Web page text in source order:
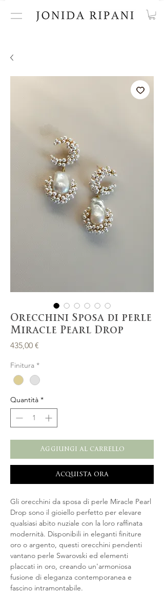
Orecchini Sposa di perle
Miracle Pearl Drop
435,00 €
Finitura *
Quantità *
Aggiungi al carrello
Acquista ora
Gli orecchini da sposa di perle Miracle Pearl
Drop sono il gioiello perfetto per elevare
qualsiasi abito nuziale con la loro raffinata
modernità. Disponibili in eleganti finiture
oro o argento, questi orecchini pendenti
vantano perle Swarovski ed elementi
placcati in oro, creando un'armoniosa
fusione di eleganza contemporanea e
fascino intramontabile.